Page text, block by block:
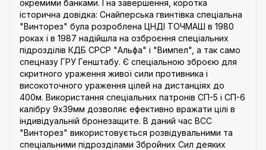
окремими банками. І на завершення, коротка
історична довідка: Снайперська гвинтівка спеціальна
"Винторез" була розроблена ЦНДІ ТОЧМАШ в 1980
роках і в 1987 надійшла на озброєння спеціальних
підрозділів КДБ СРСР "Альфа" і "Вимпел", а так само
спецназу ГРУ Генштабу. Є спеціальною зброєю для
скритного ураження живої сили противника і
високоточного ураження цілей на дистанціях до
400м. Використання спеціальних патронів СП-5 і СП-6
калібру 9х39мм дозволяє ефективно вражати цілі в
індивідуальній бронезащите. В даний час ВСС
"Винторез" використовується розвідувальними та
спеціальними підрозділами Збройних Сил деяких